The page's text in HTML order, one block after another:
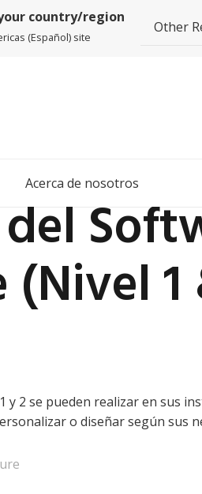
country/region
(Español) site
Acerca de nosotros
1
2 se pueden realizar en sus
o diseñar según sus